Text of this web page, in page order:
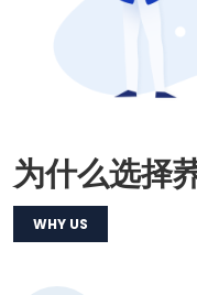
为什么选择
WHY US